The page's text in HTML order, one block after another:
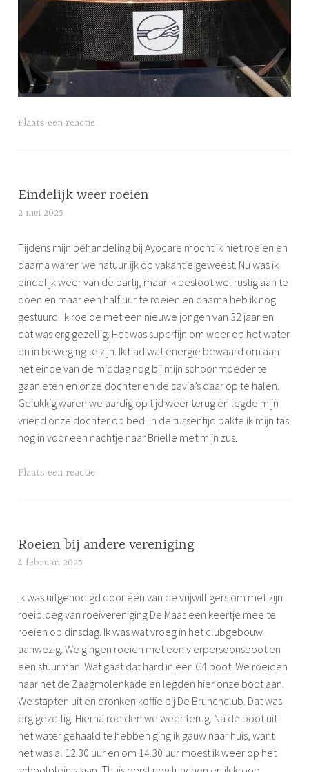
G
g
g
d
F
i
e
t
s
,
r
o
e
i
e
Plaats een reactie
Eindelijk weer roeien
2 mei 2025
m
o
n
e
Tijdens mijn behandeling bij Ayocare mocht ik niet roeien en
daarna waren we natuurlijk op vakantie geweest. Nu was ik
eindelijk weer van de partij, maar ik besloot wel rustig aan te
doen en maar een half uur te roeien en daarna heb ik nog
gestuurd. Ik roeide met een nieuwe jongen van 32 jaar en
dat was erg gezellig. Het was superfijn om weer op het water
en in beweging te zijn. Ik had wat energie bewaard om aan
het einde van de middag nog bij mijn schoonmoeder te
gaan eten en onze dochter en de cavia’s daar op te halen.
Gelukkig waren we aardig op tijd weer terug en legde mijn
vriend onze dochter op bed. In de tussentijd pakte ik mijn tas
nog in voor een nachtje naar Brielle met mijn zus.
G
g
g
d
r
o
e
i
e
n
Plaats een reactie
Roeien bij andere vereniging
4 februari 2025
m
o
n
e
Ik was uitgenodigd door één van de vrijwilligers om met zijn
roeiploeg van roeivereniging De Maas een keertje mee te
roeien op dinsdag. Ik was wat vroeg in het clubgebouw
aanwezig. We gingen roeien met een vierpersoonsboot en
een stuurman. Wat gaat dat hard in een C4 boot. We roeiden
naar het de Zaagmolenkade en legden hier onze boot aan.
We stapten uit en dronken koffie bij De Brunchclub. Dat was
erg gezellig. Hierna roeiden we weer terug. Na de boot uit
het water gehaald te hebben ging ik gauw naar huis, want
het was al 12.30 uur en om 14.30 uur moest ik weer op het